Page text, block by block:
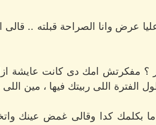
عرض وانا الصراحة قبلته ..
؟ مفكرتش امك دى كانت عايشة
الفترة اللى ربيتك فيها ، مين
كدا وقالى غمض عينك